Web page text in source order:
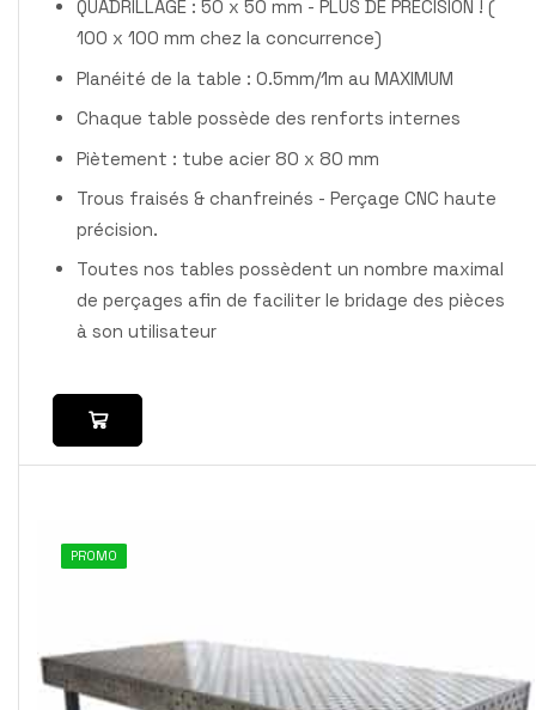
QUADRILLAGE : 50 x 50 mm - PLUS DE PRECISION ! (
100 x 100 mm chez la concurrence)
Planéité de la table : 0.5mm/1m au MAXIMUM
Chaque table possède des renforts internes
Piètement : tube acier 80 x 80 mm
Trous fraisés & chanfreinés - Perçage CNC haute
précision.
Toutes nos tables possèdent un nombre maximal
de perçages afin de faciliter le bridage des pièces
à son utilisateur
PROMO